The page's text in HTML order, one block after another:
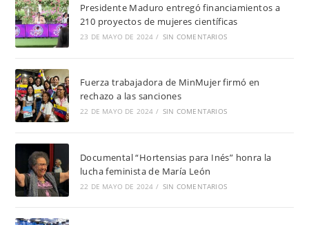
Presidente Maduro entregó financiamientos a
210 proyectos de mujeres científicas
23 DE MAYO DE 2024 / SIN COMENTARIOS
Fuerza trabajadora de MinMujer firmó en
rechazo a las sanciones
22 DE MAYO DE 2024 / SIN COMENTARIOS
Documental “Hortensias para Inés” honra la
lucha feminista de María León
22 DE MAYO DE 2024 / SIN COMENTARIOS